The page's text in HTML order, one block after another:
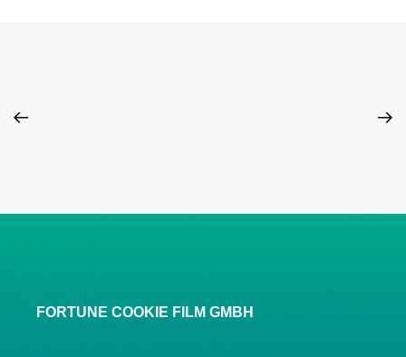
FORTUNE COOKIE FILM GMBH